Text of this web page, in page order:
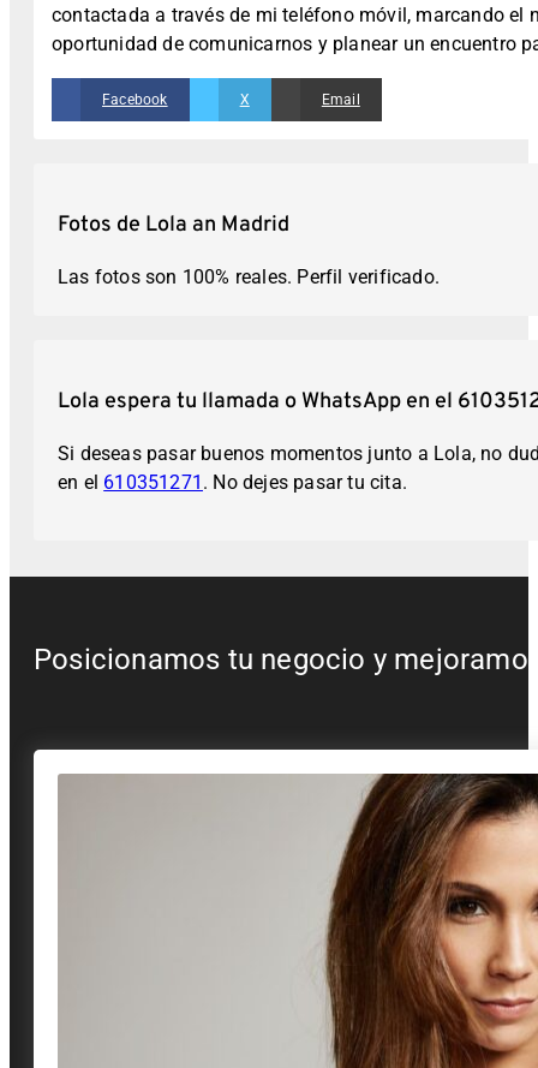
contactada a través de mi teléfono móvil, marcando el
oportunidad de comunicarnos y planear un encuentro
Facebook X Email
Fotos de Lola an Madrid
Las fotos son 100% reales. Perfil verificado.
Lola espera tu llamada o WhatsApp en el
Si deseas pasar buenos momentos junto a Lola, no
en el 610351271 . No dejes pasar tu cita.
Posicionamos tu negocio y